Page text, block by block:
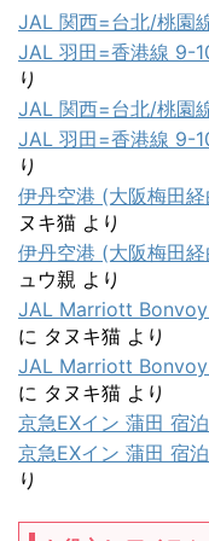
JAL 関西=台北/桃園
JAL 羽田=香港線 9-
り
JAL 関西=台北/桃園
JAL 羽田=香港線 9-
り
伊丹空港 (大阪梅田
ヌキ猫 より
伊丹空港 (大阪梅田
ュウ親 より
JAL Marriott Bonvoy
に タヌキ猫 より
JAL Marriott Bonvoy
に タヌキ猫 より
京急EXイン 蒲田 宿
京急EXイン 蒲田 宿
り